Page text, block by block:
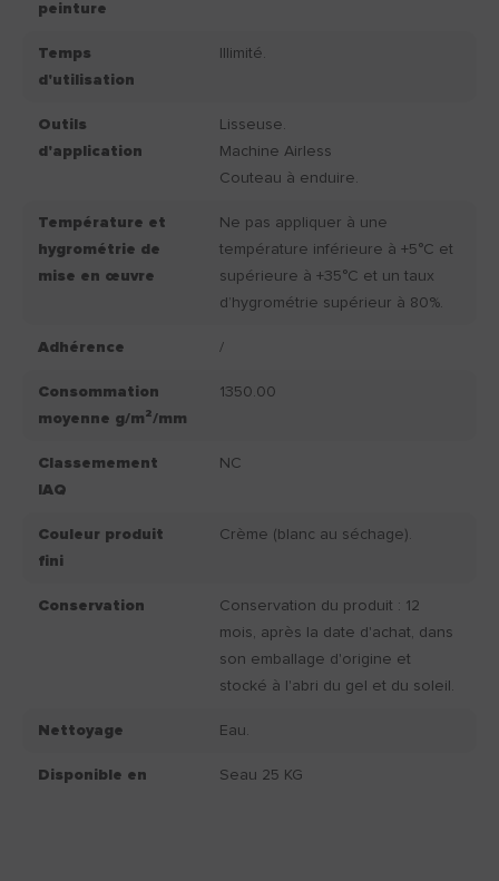
peinture
Temps
d'utilisation
Illimité.
Outils
d'application
Lisseuse.
Machine Airless
Couteau à enduire.
Température et
hygrométrie de
mise en œuvre
Ne pas appliquer à une
température inférieure à +5°C et
supérieure à +35°C et un taux
d’hygrométrie supérieur à 80%.
Adhérence /
Consommation
moyenne g/m²/mm
1350.00
Classemement
IAQ
NC
Couleur produit
fini
Crème (blanc au séchage).
Conservation
Conservation du produit : 12
mois, après la date d'achat, dans
son emballage d'origine et
stocké à l'abri du gel et du soleil.
Nettoyage Eau.
Disponible en Seau 25 KG